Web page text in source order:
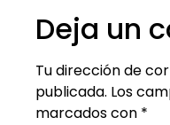
Deja un
Tu dirección de
publicada. Los
marcados con *